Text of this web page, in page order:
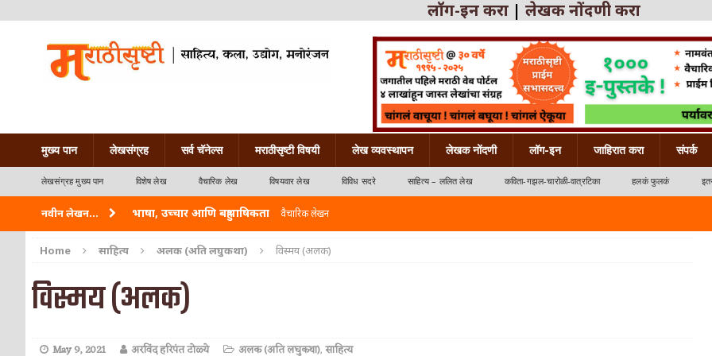
लॉग-इन करा | लेखक नोंदणी करा
मुख्य पान लेखसंग्रह सर्व चॅनेल्स मराठीसृष्टी विषयी लेख व्यवस्थापन लेखक नोंदणी लॉग-इन जाहिरात करा संपर्क
लेखसंग्रह मुख्य पान विशेष लेख वैचारिक लेख विषयवार लेख विविध सदरे साहित्य – ललित लेख कविता-गझल-चारोळी-वात्रटिका हलकं फुलकं
नवीन लेखन... भाषा, उच्चार आणि बहुभाषिकता वैचारिक लेखन
वारी विठ्ठलाची कविता-गझल-चारोळी-वात्रटिका
ताम्र – एक अफलातून धातू (COPPER)
जेव्हा मी आडनांव बदलले
अशी एक कविता लिहू इच्छिते कविता-गझल-चारोळी-वात्रटिका
Home साहित्य अलक (अति लघुकथा) विस्मय (अलक)
विस्मय (अलक)
May 9, 2021 अरविंद हरिपंत टोळ्ये अलक (अति लघुकथा),साहित्य